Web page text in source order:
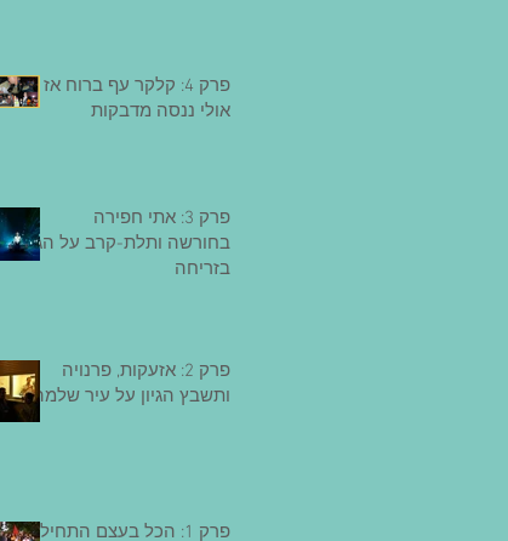
פרק 4: קלקר עף ברוח אז
אולי ננסה מדבקות
פרק 3: אתי חפירה
בחורשה ותלת-קרב על הגג
בזריחה
פרק 2: אזעקות, פרנויה
ותשבץ הגיון על עיר שלמה
פרק 1: הכל בעצם התחיל